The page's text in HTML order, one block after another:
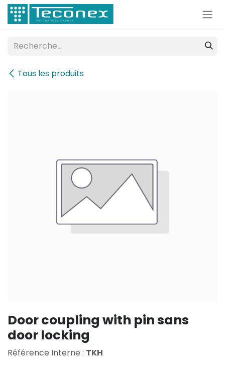
Se rendre au contenu
Tous les produits
Door coupling with pin sans
door locking
Référence Interne : TKH